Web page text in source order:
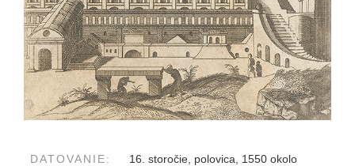
DATOVANIE: 16. storočie, polovica, 1550 okolo